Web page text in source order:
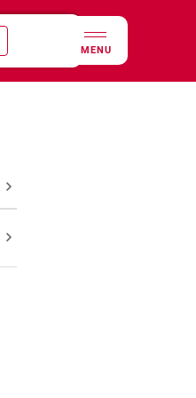
MENU